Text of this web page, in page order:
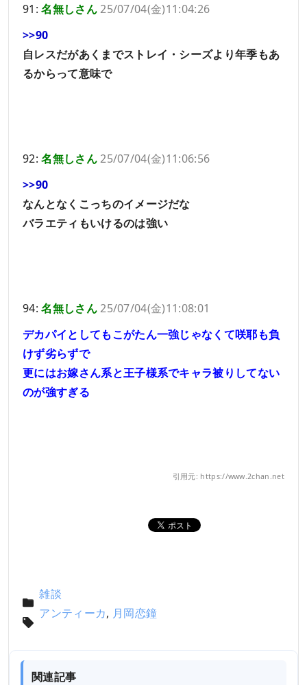
91:名無しさん25/07/04(金)11:04:26
>>90
自レスだがあくまでストレイ・シーズより年季もあ
るからって意味で
92:名無しさん25/07/04(金)11:06:56
>>90
なんとなくこっちのイメージだな
バラエティもいけるのは強い
94:名無しさん25/07/04(金)11:08:01
デカパイとしてもこがたん一強じゃなくて咲耶も負
けず劣らずで
更にはお嫁さん系と王子様系でキャラ被りしてない
のが強すぎる
引用元: https://www.2chan.net
雑談
アンティーカ, 月岡恋鐘
関連記事